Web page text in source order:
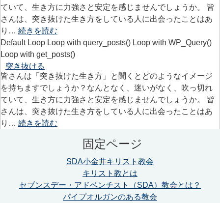
ていて、生き方に力強さと安定を感じませんでしょうか。 皆
さんは、突き抜けた生き方をしている人に出会ったことはあ
り… 続きを読む
Default Loop Loop with query_posts() Loop with WP_Query()
Loop with get_posts()
突き抜ける
皆さんは「突き抜けた生き方」と聞くとどのようなイメージ
を持ちますでしょうか？なんとなく、迷いがなく、吹っ切れ
ていて、生き方に力強さと安定を感じませんでしょうか。 皆
さんは、突き抜けた生き方をしている人に出会ったことはあ
り… 続きを読む
固定ページ
SDA小金井キリスト教会
キリスト教とは
セブンスデー・アドベンチスト（SDA）教会とは？
パイプオルガンのある教会